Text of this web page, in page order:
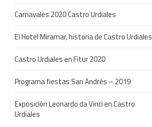
Carnavales 2020 Castro Urdiales
El Hotel Miramar, historia de Castro Urdiales
Castro Urdiales en Fitur 2020
Programa fiestas San Andrés – 2019
Exposición Leonardo da Vinci en Castro
Urdiales